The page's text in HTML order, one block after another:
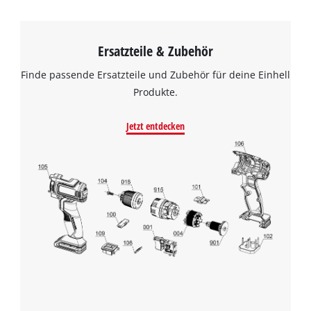
Ersatzteile & Zubehör
Finde passende Ersatzteile und Zubehör für deine Einhell
Produkte.
Jetzt entdecken